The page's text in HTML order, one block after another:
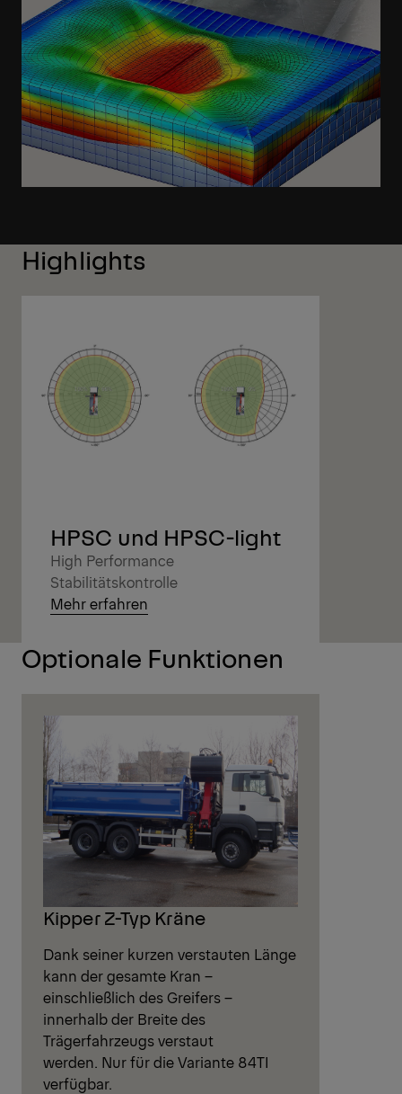
Highlights
HPSC und HPSC-light
High Performance
Stabilitätskontrolle
Mehr erfahren
Optionale Funktionen
Kipper Z-Typ Kräne
Dank seiner kurzen verstauten Länge
kann der gesamte Kran –
einschließlich des Greifers –
innerhalb der Breite des
Trägerfahrzeugs verstaut
werden. Nur für die Variante 84TI
verfügbar.